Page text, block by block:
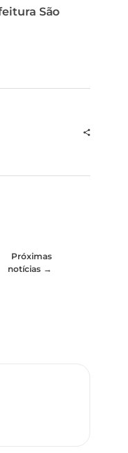
São
Próximas
notícias